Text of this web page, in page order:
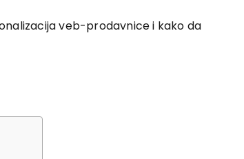
veb-prodavnice i kako da